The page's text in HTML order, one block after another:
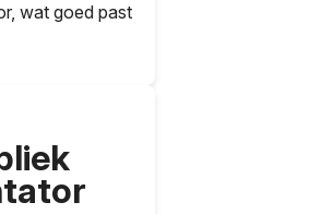
wat goed past